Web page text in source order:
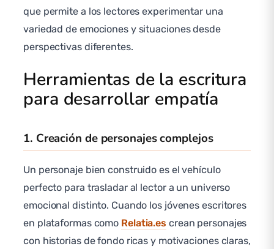
que permite a los lectores experimentar una
variedad de emociones y situaciones desde
perspectivas diferentes.
Herramientas de la escritura
para desarrollar empatía
1. Creación de personajes complejos
Un personaje bien construido es el vehículo
perfecto para trasladar al lector a un universo
emocional distinto. Cuando los jóvenes escritores
en plataformas como Relatia.es crean personajes
con historias de fondo ricas y motivaciones claras,